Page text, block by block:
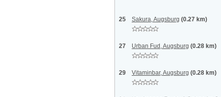
25 Sakura, Augsburg (0.27 km)
27 Urban Fud, Augsburg (0.28 km)
29 Vitaminbar, Augsburg (0.28 km)